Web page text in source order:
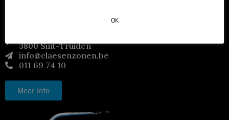
3800 Sint-Truiden
info@claesenzonen.be
011 69 74 10
Meer info
OK